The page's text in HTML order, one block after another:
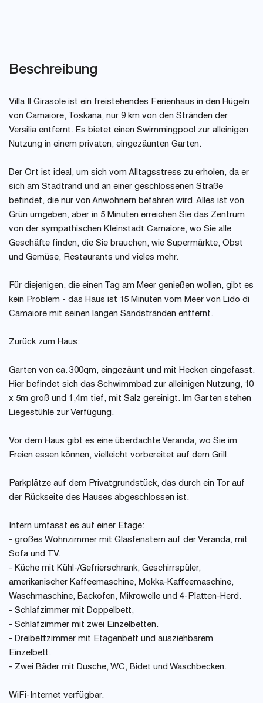
Beschreibung
Villa Il Girasole ist ein freistehendes Ferienhaus in den Hügeln
von Camaiore, Toskana, nur 9 km von den Stränden der
Versilia entfernt. Es bietet einen Swimmingpool zur alleinigen
Nutzung in einem privaten, eingezäunten Garten.
Der Ort ist ideal, um sich vom Alltagsstress zu erholen, da er
sich am Stadtrand und an einer geschlossenen Straße
befindet, die nur von Anwohnern befahren wird. Alles ist von
Grün umgeben, aber in 5 Minuten erreichen Sie das Zentrum
von der sympathischen Kleinstadt Camaiore, wo Sie alle
Geschäfte finden, die Sie brauchen, wie Supermärkte, Obst
und Gemüse, Restaurants und vieles mehr.
Für diejenigen, die einen Tag am Meer genießen wollen, gibt es
kein Problem - das Haus ist 15 Minuten vom Meer von Lido di
Camaiore mit seinen langen Sandstränden entfernt.
Zurück zum Haus:
Garten von ca. 300qm, eingezäunt und mit Hecken eingefasst.
Hier befindet sich das Schwimmbad zur alleinigen Nutzung, 10
x 5m groß und 1,4m tief, mit Salz gereinigt. Im Garten stehen
Liegestühle zur Verfügung.
Vor dem Haus gibt es eine überdachte Veranda, wo Sie im
Freien essen können, vielleicht vorbereitet auf dem Grill.
Parkplätze auf dem Privatgrundstück, das durch ein Tor auf
der Rückseite des Hauses abgeschlossen ist.
Intern umfasst es auf einer Etage:
- großes Wohnzimmer mit Glasfenstern auf der Veranda, mit
Sofa und TV.
- Küche mit Kühl-/Gefrierschrank, Geschirrspüler,
amerikanischer Kaffeemaschine, Mokka-Kaffeemaschine,
Waschmaschine, Backofen, Mikrowelle und 4-Platten-Herd.
- Schlafzimmer mit Doppelbett,
- Schlafzimmer mit zwei Einzelbetten.
- Dreibettzimmer mit Etagenbett und ausziehbarem
Einzelbett.
- Zwei Bäder mit Dusche, WC, Bidet und Waschbecken.
WiFi-Internet verfügbar.